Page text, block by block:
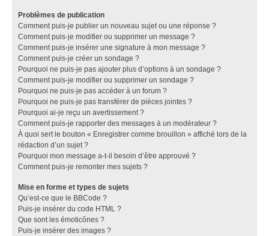
Problèmes de publication
Comment puis-je publier un nouveau sujet ou une réponse ?
Comment puis-je modifier ou supprimer un message ?
Comment puis-je insérer une signature à mon message ?
Comment puis-je créer un sondage ?
Pourquoi ne puis-je pas ajouter plus d’options à un sondage ?
Comment puis-je modifier ou supprimer un sondage ?
Pourquoi ne puis-je pas accéder à un forum ?
Pourquoi ne puis-je pas transférer de pièces jointes ?
Pourquoi ai-je reçu un avertissement ?
Comment puis-je rapporter des messages à un modérateur ?
À quoi sert le bouton « Enregistrer comme brouillon » affiché lors de la
rédaction d’un sujet ?
Pourquoi mon message a-t-il besoin d’être approuvé ?
Comment puis-je remonter mes sujets ?
Mise en forme et types de sujets
Qu’est-ce que le BBCode ?
Puis-je insérer du code HTML ?
Que sont les émoticônes ?
Puis-je insérer des images ?